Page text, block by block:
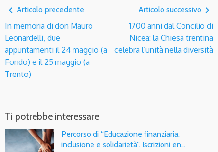
navigate_before Articolo precedente
In memoria di don Mauro
Leonardelli, due
appuntamenti il 24 maggio (a
Fondo) e il 25 maggio (a
Trento)
Articolo successivo navigate_next
1700 anni dal Concilio di
Nicea: la Chiesa trentina
celebra l’unità nella diversità
Ti potrebbe interessare
Percorso di “Educazione finanziaria,
inclusione e solidarietà”. Iscrizioni en…